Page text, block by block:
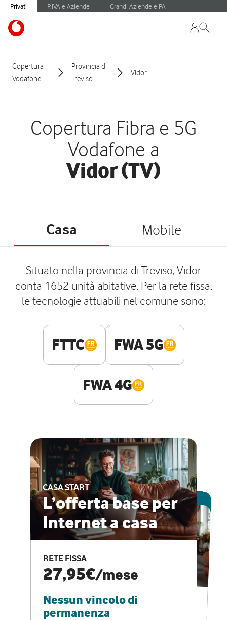
Privati P.IVA e Aziende Grandi Aziende e PA
Copertura
Vodafone
Provincia di
Treviso
Vidor
Copertura Fibra e 5G
Vodafone a
Vidor (TV)
Casa Mobile
Situato nella provincia di Treviso, Vidor
conta 1652 unità abitative. Per la rete fissa,
le tecnologie attuabili nel comune sono:
FTTC FWA 5G
FWA 4G
CASA START
L’offerta base per
Internet a casa
RETE FISSA
27,95€/mese
Nessun vincolo di
permanenza
ESCLUSIVA ONLINE
CASA PRO
Internet veloce e
vantaggi speciali
RETE FISSA + VODAFONE CLUB
29,95€